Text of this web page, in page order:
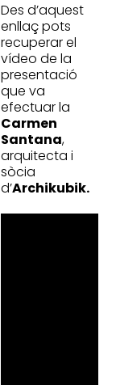
Des d’aquest
enllaç pots
recuperar el
vídeo de la
presentació
que va
efectuar la
Carmen
Santana,
arquitecta i
sòcia
d’Archikubik.